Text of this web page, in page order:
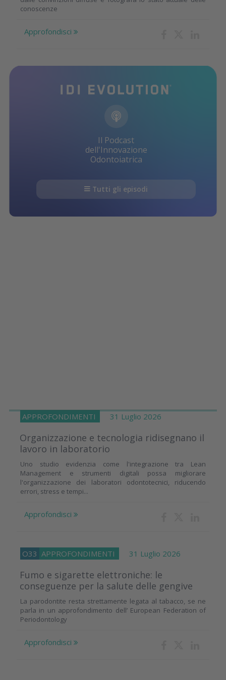
conoscenze
Approfondisci
Il Podcast
dell'Innovazione
Odontoiatrica
Tutti gli episodi
APPROFONDIMENTI 31 Luglio 2026
Organizzazione e tecnologia ridisegnano il
lavoro in laboratorio
Uno studio evidenzia come l'integrazione tra Lean
Management e strumenti digitali possa migliorare
l'organizzazione dei laboratori odontotecnici, riducendo
errori, stress e tempi...
Approfondisci
O33 APPROFONDIMENTI 31 Luglio 2026
Fumo e sigarette elettroniche: le
conseguenze per la salute delle gengive
La parodontite resta strettamente legata al tabacco, se ne
parla in un approfondimento dell’ European Federation of
Periodontology
Approfondisci